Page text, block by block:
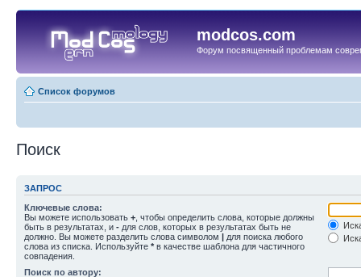
modcos.com
Форум посвященный проблемам
Список форумов
Поиск
ЗАПРОС
Ключевые слова:
Вы можете использовать + , чтобы определить слова, которые должны
быть в результатах, и - для слов, которых в результатах быть не
должно. Вы можете разделить слова символом | для поиска любого
слова из списка. Используйте * в качестве шаблона для частичного
совпадения.
Поиск по автору: